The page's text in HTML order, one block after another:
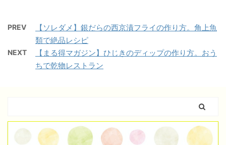
PREV
【ソレダメ】銀だらの西京漬フライの作り方。角上魚
類で絶品レシピ
NEXT
【まる得マガジン】ひじきのディップの作り方。おう
ちで乾物レストラン